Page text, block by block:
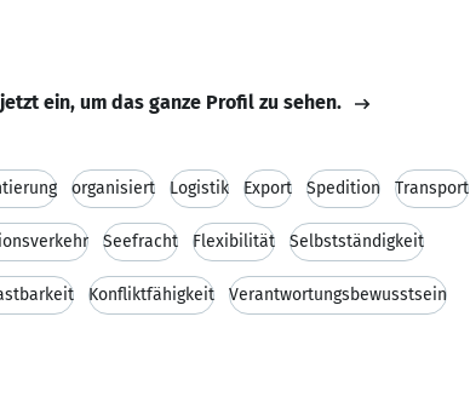
ein, um das ganze Profil zu sehen.
organisiert Logistik Export Spedition Transport
Seefracht Flexibilität Selbstständigkeit
Konfliktfähigkeit Verantwortungsbewusstsein